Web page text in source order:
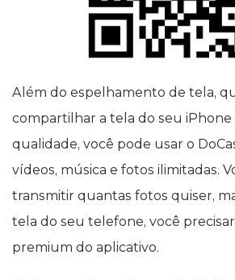
Além do espelhamento de tela,
compartilhar a tela do seu iPhone
qualidade, você pode usar o
vídeos, música e fotos ilimitadas.
transmitir quantas fotos quiser,
tela do seu telefone, você
premium do aplicativo.